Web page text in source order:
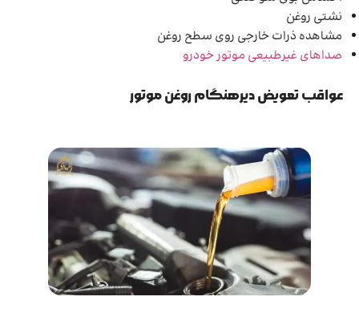
نشتی روغن
مشاهده ذرات خارجی روی سطح روغن
صداهای غیرطبیعی موتور خودرو
عواقب تعویض دیرهنگام روغن موتور